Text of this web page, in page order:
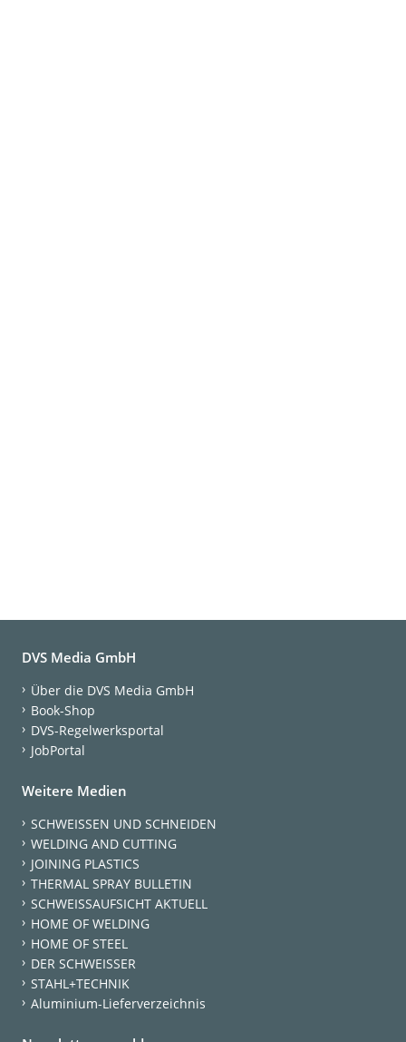
DVS Media GmbH
Über die DVS Media GmbH
Book-Shop
DVS-Regelwerksportal
JobPortal
Weitere Medien
SCHWEISSEN UND SCHNEIDEN
WELDING AND CUTTING
JOINING PLASTICS
THERMAL SPRAY BULLETIN
SCHWEISSAUFSICHT AKTUELL
HOME OF WELDING
HOME OF STEEL
DER SCHWEISSER
STAHL+TECHNIK
Aluminium-Lieferverzeichnis